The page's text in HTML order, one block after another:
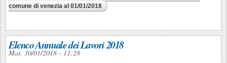
comune di venezia al 01/01/2018
Elenco Annuale dei Lavori 2018
Mar, 30/01/2018 - 11:28